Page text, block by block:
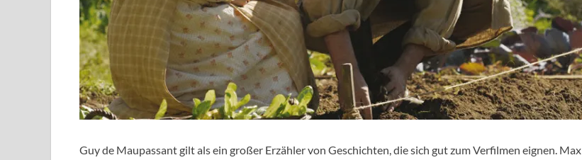
Guy de Maupassant gilt als ein großer Erzähler von Geschichten, die sich gut zum Verfilmen eignen. Max